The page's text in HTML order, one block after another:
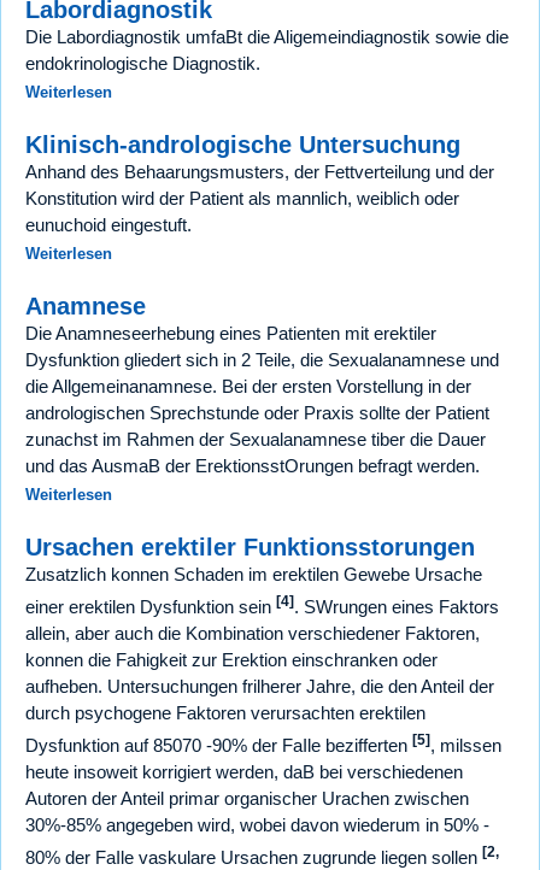
Labordiagnostik
Die Labordiagnostik umfaBt die Aligemeindiagnostik sowie die
endokrinologische Diagnostik.
Weiterlesen
Klinisch-andrologische Untersuchung
Anhand des Behaarungsmusters, der Fettverteilung und der
Konstitution wird der Patient als mannlich, weiblich oder
eunuchoid eingestuft.
Weiterlesen
Anamnese
Die Anamneseerhebung eines Patienten mit erektiler
Dysfunktion gliedert sich in 2 Teile, die Sexualanamnese und
die Allgemeinanamnese. Bei der ersten Vorstellung in der
andrologischen Sprechstunde oder Praxis sollte der Patient
zunachst im Rahmen der Sexualanamnese tiber die Dauer
und das AusmaB der ErektionsstOrungen befragt werden.
Weiterlesen
Ursachen erektiler Funktionsstorungen
Zusatzlich konnen Schaden im erektilen Gewebe Ursache
einer erektilen Dysfunktion sein [4] . SWrungen eines Faktors
allein, aber auch die Kombination verschiedener Faktoren,
konnen die Fahigkeit zur Erektion einschranken oder
aufheben. Untersuchungen frilherer Jahre, die den Anteil der
durch psychogene Faktoren verursachten erektilen
Dysfunktion auf 85070 -90% der FaIle bezifferten [5] , milssen
heute insoweit korrigiert werden, daB bei verschiedenen
Autoren der Anteil primar organischer Urachen zwischen
30%-85% angegeben wird, wobei davon wiederum in 50% -
80% der FaIle vaskulare Ursachen zugrunde liegen sollen [2,